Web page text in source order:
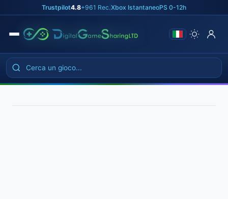
to
the
content
Trustpilot4.8+961 Rec.|Xbox Istantaneo|PS 0-12h